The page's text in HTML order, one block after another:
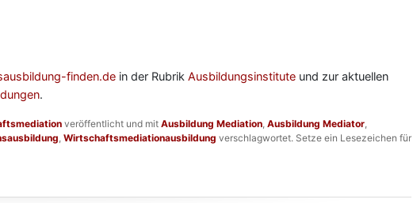
finden.de in der Rubrik Ausbildungsinstitute und zur aktuellen
.
veröffentlicht und mit Ausbildung Mediation Ausbildung Mediator
Wirtschaftsmediationausbildung verschlagwortet. Setze ein Lesezeichen für